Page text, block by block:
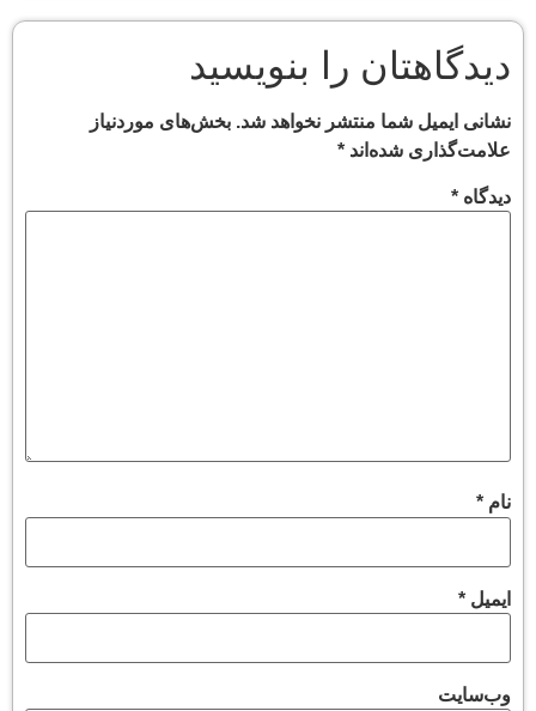
دیدگاهتان را بنویسید
نشانی ایمیل شما منتشر نخواهد شد. بخش‌های موردنیاز
علامت‌گذاری شده‌اند *
دیدگاه *
نام *
ایمیل *
وب‌سایت